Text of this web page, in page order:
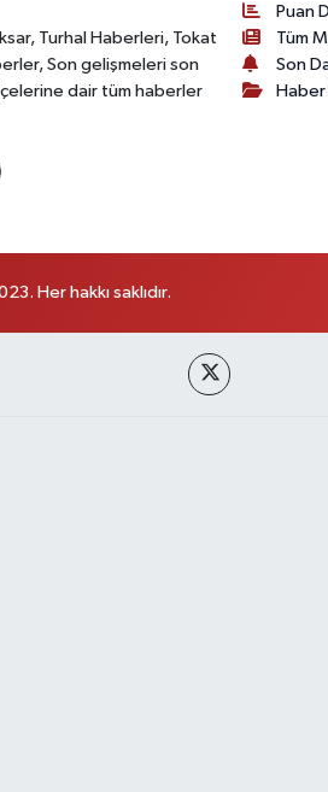
Turhal Haberleri, Tokat
Son gelişmeleri son
dair tüm haberler
Puan
Tüm
Son
Haber
Her hakkı saklıdır.